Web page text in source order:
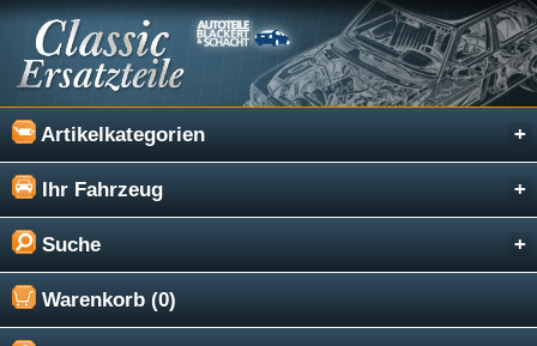
Artikelkategorien
Ihr Fahrzeug
Suche
Warenkorb (0)